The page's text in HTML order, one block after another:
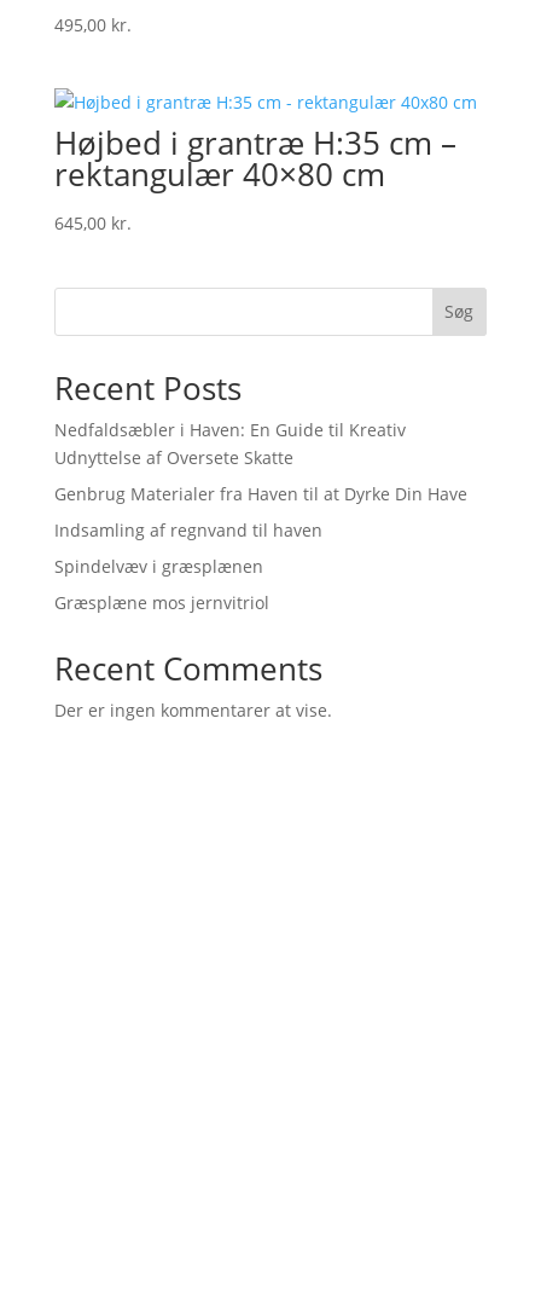
495,00 kr.
Højbed i grantræ H:35 cm –
rektangulær 40×80 cm
645,00 kr.
Søg
Recent Posts
Nedfaldsæbler i Haven: En Guide til Kreativ
Udnyttelse af Oversete Skatte
Genbrug Materialer fra Haven til at Dyrke Din Have
Indsamling af regnvand til haven
Spindelvæv i græsplænen
Græsplæne mos jernvitriol
Recent Comments
Der er ingen kommentarer at vise.